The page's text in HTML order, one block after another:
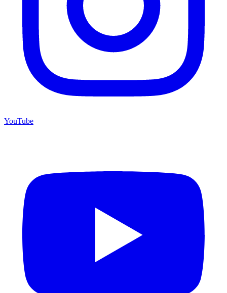
YouTube